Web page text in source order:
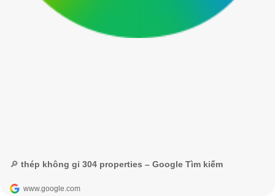
🔎 thép không gỉ 304 properties – Google Tìm kiếm
www.google.com